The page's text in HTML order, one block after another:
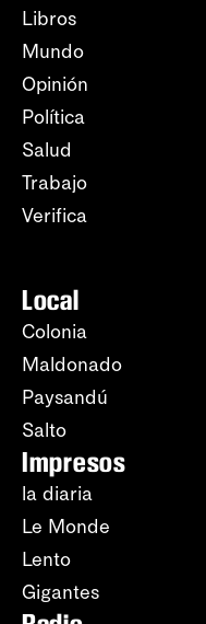
Libros
Mundo
Opinión
Política
Salud
Trabajo
Verifica
Local
Colonia
Maldonado
Paysandú
Salto
Impresos
la diaria
Le Monde
Lento
Gigantes